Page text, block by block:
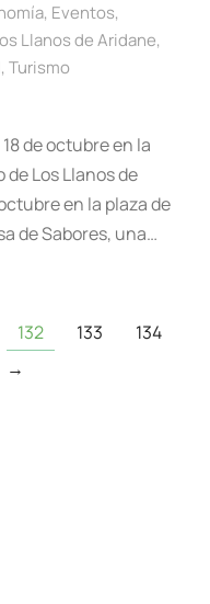
, Eventos,
Llanos de Aridane,
, Turismo
de octubre en la
de Los Llanos de
en la plaza de
de Sabores, una…
132 133
134
→